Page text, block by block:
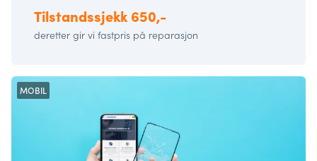
Tilstandssjekk 650,-
deretter gir vi fastpris på reparasjon
MOBIL